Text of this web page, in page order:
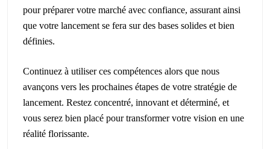
pour préparer votre marché avec confiance, assurant ainsi
que votre lancement se fera sur des bases solides et bien
définies.
Continuez à utiliser ces compétences alors que nous
avançons vers les prochaines étapes de votre stratégie de
lancement. Restez concentré, innovant et déterminé, et
vous serez bien placé pour transformer votre vision en une
réalité florissante.